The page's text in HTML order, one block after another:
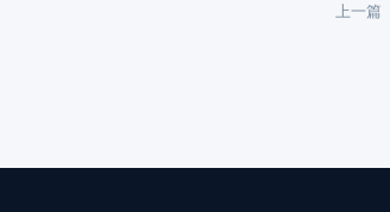
上一篇